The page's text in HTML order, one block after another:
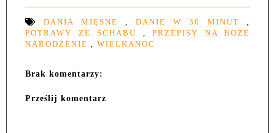
DANIA MIĘSNE DANIE W 30 MINUT
POTRAWY ZE SCHABU
PRZEPISY NA BOŻE
NARODZENIE
WIELKANOC
Brak komentarzy:
Prześlij komentarz